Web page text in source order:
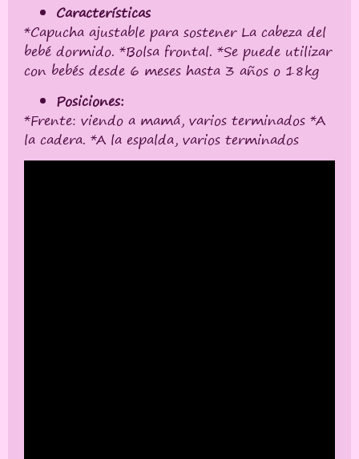
Características
*Capucha ajustable para sostener La cabeza del
bebé dormido. *Bolsa frontal. *Se puede utilizar
con bebés desde 6 meses hasta 3 años o 18kg
Posiciones:
*Frente: viendo a mamá, varios terminados *A
la cadera. *A la espalda, varios terminados